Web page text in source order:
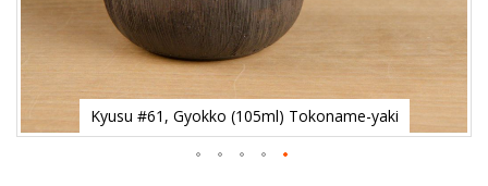
Kyusu #61, Gyokko (105ml) Tokoname-yaki